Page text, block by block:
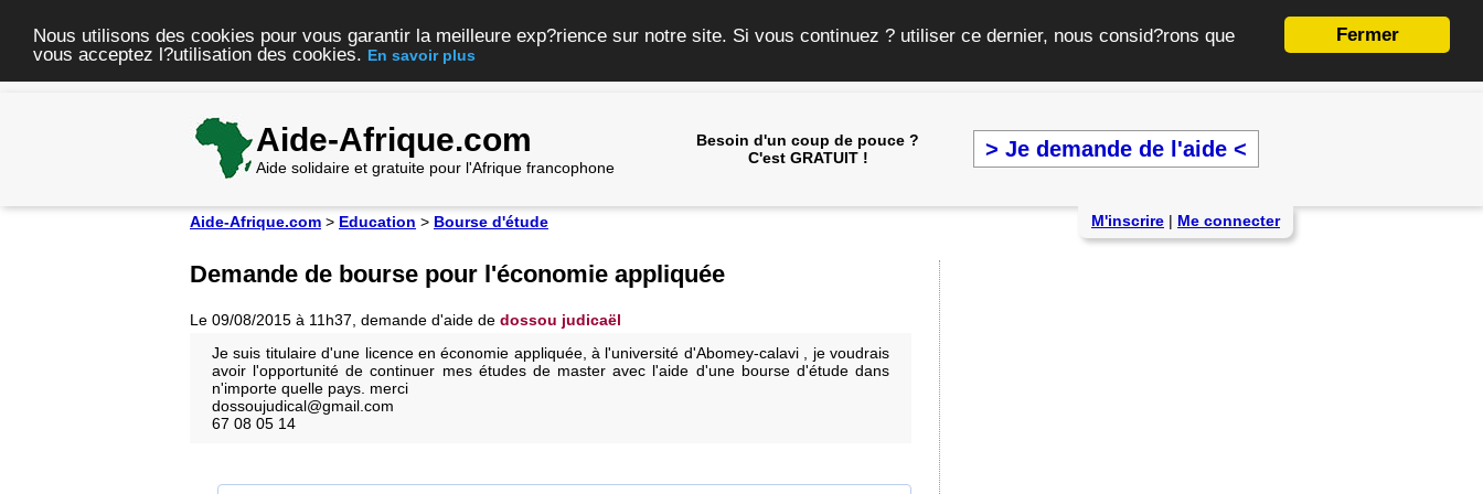
Fermer
Nous utilisons des cookies pour vous garantir la meilleure exp?rience sur notre site. Si vous continuez ? utiliser ce dernier, nous consid?rons que
vous acceptez l?utilisation des cookies. En savoir plus
Aide-Afrique.com
Aide solidaire et gratuite pour l'Afrique francophone
Besoin d'un coup de pouce ?
C'est GRATUIT !
> Je demande de l'aide <
Aide-Afrique.com > Education > Bourse d'étude M'inscrire | Me connecter
Demande de bourse pour l'économie appliquée
Le 09/08/2015 à 11h37, demande d'aide de dossou judicaël
Je suis titulaire d'une licence en économie appliquée, à l'université d'Abomey-calavi , je voudrais
avoir l'opportunité de continuer mes études de master avec l'aide d'une bourse d'étude dans
n'importe quelle pays. merci
dossoujudical@gmail.com
67 08 05 14